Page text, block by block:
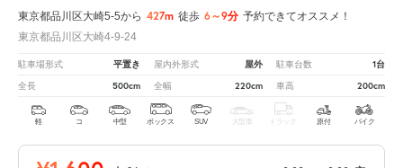
東京都品川区大崎5-5から 427m 徒歩 6～9分 予約できてオススメ！
東京都品川区大崎4-9-24
駐車場形式 平置き 屋内外形式 屋外 駐車台数 1台
全長 500cm 全幅 220cm 車高 200cm
軽 コ 中型 ボックス SUV 大型車 トラック 原付 バイク